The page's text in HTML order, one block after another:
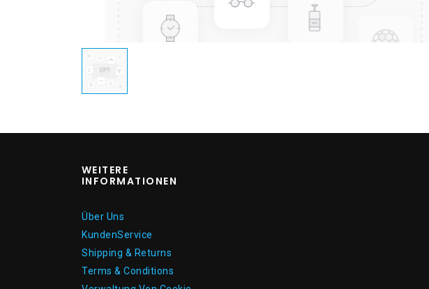
WEITERE
INFORMATIONEN
Über Uns
KundenService
Shipping & Returns
Terms & Conditions